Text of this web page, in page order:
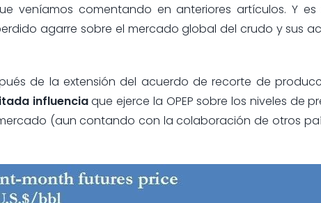
veníamos comentando en anteriores artículos. Y es
agarre sobre el mercado global del crudo y sus
de la extensión del acuerdo de recorte de
influenciaque ejerce la OPEP sobre los niveles de
(aun contando con la colaboración de otros